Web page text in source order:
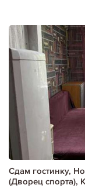
Сдам гостинку,
(Дворец спорта),